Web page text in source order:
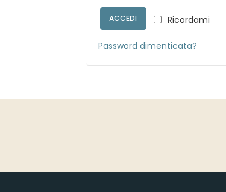
Ricordami
ACCEDI
Password dimenticata?